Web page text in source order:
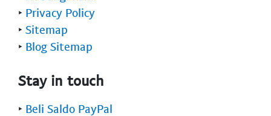
‣ Privacy Policy
‣ Sitemap
‣ Blog Sitemap
Stay in touch
‣ Beli Saldo PayPal